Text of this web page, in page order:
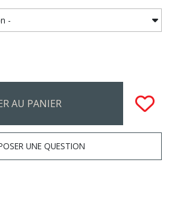
AU PANIER
UNE QUESTION